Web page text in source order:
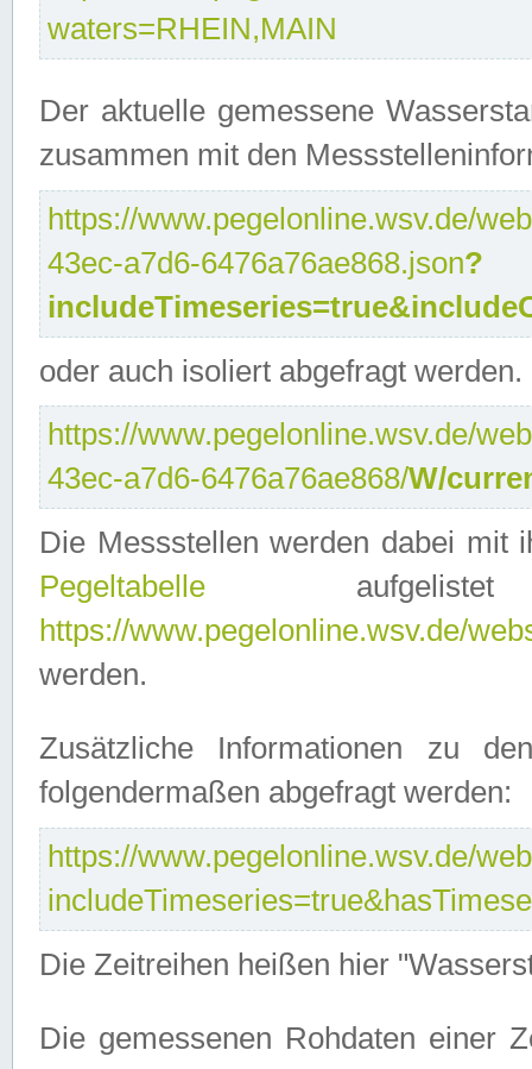
waters=RHEIN,MAIN
Der aktuelle gemessene
zusammen mit den
https://www.pegelonline.wsv.de/
43ec-a7d6-6476a76ae868.json?
oder auch isoliert abgefragt werden.
https://www.pegelonline.wsv.de/
43ec-a7d6-6476a76ae868/W/
Die Messstellen werden dabei mit
Pegeltabelle
https://www.pegelonline.wsv.de/
werden.
Zusätzliche Informationen zu
folgendermaßen abgefragt werden:
https://www.pegelonline.wsv.de/
Die Zeitreihen heißen hier
Die gemessenen Rohdaten einer